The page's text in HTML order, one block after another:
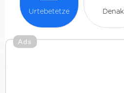
Urtebetetze Denak
Ads